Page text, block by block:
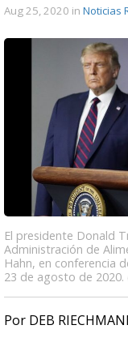
Aug 25, 2020 in Noticias
El presidente Donald
Administración de
Hahn, en conferencia
23 de agosto de
Por DEB